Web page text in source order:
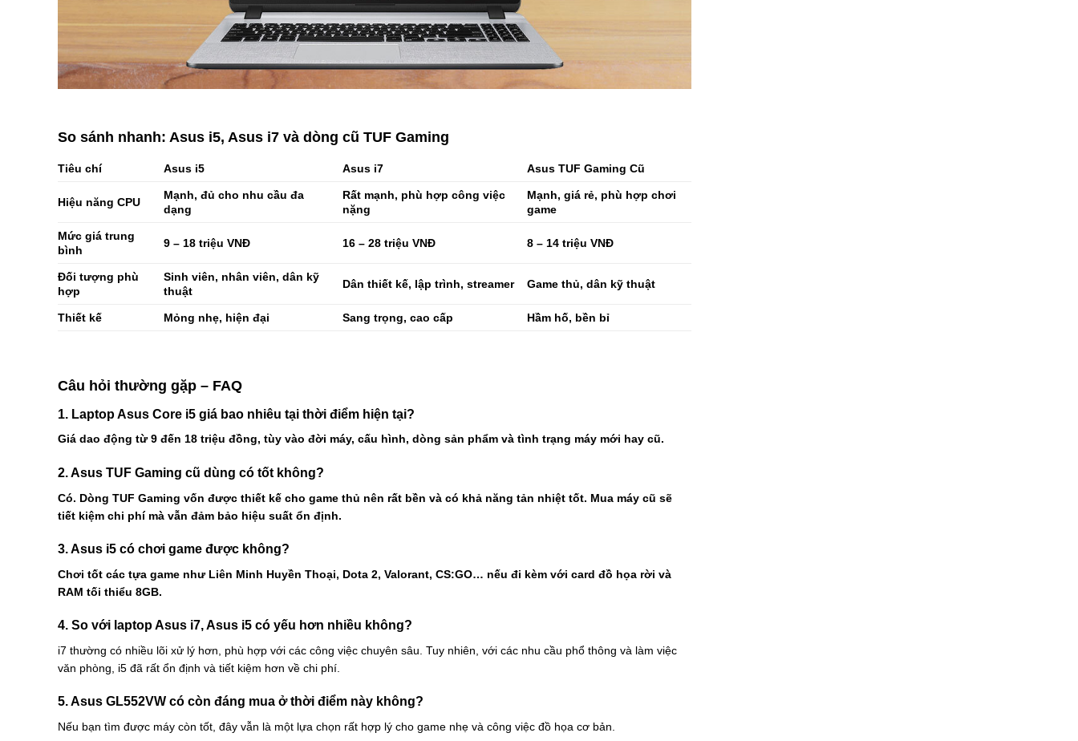
So sánh nhanh: Asus i5, Asus i7 và dòng cũ TUF Gaming
Tiêu chí Asus i5 Asus i7 Asus TUF Gaming Cũ
Hiệu năng CPU
Mạnh, đủ cho nhu cầu đa
dạng
Rất mạnh, phù hợp công việc
nặng
Mạnh, giá rẻ, phù hợp chơi
game
Mức giá trung
bình
9 – 18 triệu VNĐ 16 – 28 triệu VNĐ 8 – 14 triệu VNĐ
Đối tượng phù
hợp
Sinh viên, nhân viên, dân kỹ
thuật
Dân thiết kế, lập trình, streamer Game thủ, dân kỹ thuật
Thiết kế Mỏng nhẹ, hiện đại Sang trọng, cao cấp Hầm hố, bền bỉ
Câu hỏi thường gặp – FAQ
1. Laptop Asus Core i5 giá bao nhiêu tại thời điểm hiện tại?
Giá dao động từ 9 đến 18 triệu đồng, tùy vào đời máy, cấu hình, dòng sản phẩm và tình trạng máy mới hay cũ.
2. Asus TUF Gaming cũ dùng có tốt không?
Có. Dòng TUF Gaming vốn được thiết kế cho game thủ nên rất bền và có khả năng tản nhiệt tốt. Mua máy cũ sẽ
tiết kiệm chi phí mà vẫn đảm bảo hiệu suất ổn định.
3. Asus i5 có chơi game được không?
Chơi tốt các tựa game như Liên Minh Huyền Thoại, Dota 2, Valorant, CS:GO… nếu đi kèm với card đồ họa rời và
RAM tối thiểu 8GB.
4. So với laptop Asus i7, Asus i5 có yếu hơn nhiều không?
i7 thường có nhiều lõi xử lý hơn, phù hợp với các công việc chuyên sâu. Tuy nhiên, với các nhu cầu phổ thông và làm việc
văn phòng, i5 đã rất ổn định và tiết kiệm hơn về chi phí.
5. Asus GL552VW có còn đáng mua ở thời điểm này không?
Nếu bạn tìm được máy còn tốt, đây vẫn là một lựa chọn rất hợp lý cho game nhẹ và công việc đồ họa cơ bản.